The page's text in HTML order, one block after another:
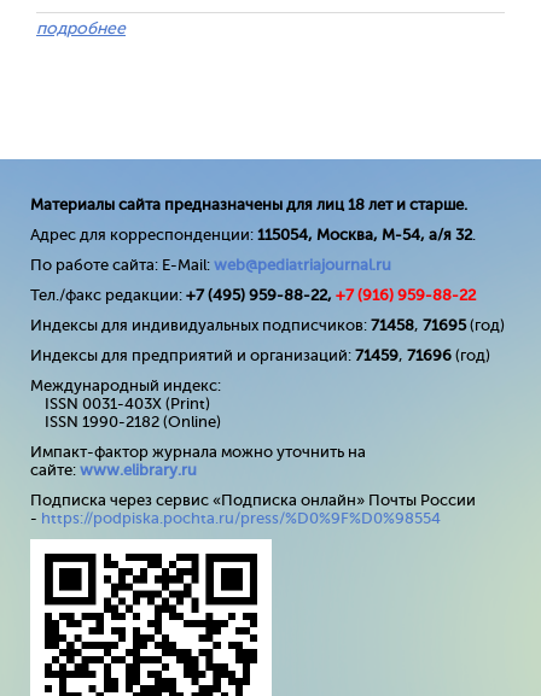
подробнее
Материалы сайта предназначены для лиц 18 лет и старше.
Адрес для корреспонденции: 115054, Москва, М-54, а/я 32.
По работе сайта: E-Mail: web@pediatriajournal.ru
Тел./факс редакции: +7 (495) 959-88-22, +7 (916) 959-88-22
Индексы для индивидуальных подписчиков: 71458, 71695(год)
Индексы для предприятий и организаций: 71459, 71696 (год)
Международный индекс:
ISSN 0031-403X (Print)
ISSN 1990-2182 (Online)
Импакт-фактор журнала можно уточнить на
сайте: www.elibrary.ru
Подписка через сервис «Подписка онлайн» Почты России
- https://podpiska.pochta.ru/press/%D0%9F%D0%98554